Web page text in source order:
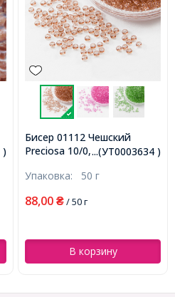
...(УТ0001865 ) ...(УТ0003634 )
Бисер 01112 Чешский
Preciosa 10/0, Прозрачный
Коричневый, Круглый,
Упаковка: 50 г
88,00 ₴/ 50 г
В корзину